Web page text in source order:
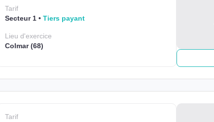
Tarif
Secteur 1
Tiers payant
Lieud'exercice
Colmar (68)
Tarif